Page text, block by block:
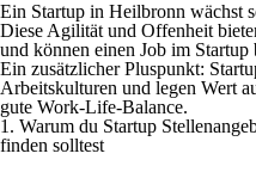
Ein Startup in Heilbronn wächst
Diese Agilität und Offenheit
und können einen Job im Startup
Ein zusätzlicher Pluspunkt:
Arbeitskulturen und legen Wert
gute Work-Life-Balance.
1. Warum du Startup
finden solltest